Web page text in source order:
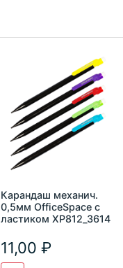
Карандаш механич.
0,5мм OfficeSpace с
ластиком XP812_3614
11,00